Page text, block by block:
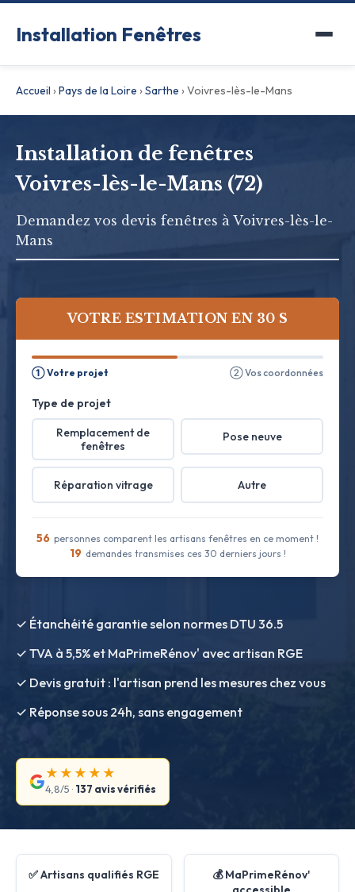
Installation Fenêtres
Accueil ›Pays de la Loire ›Sarthe ›Voivres-lès-le-Mans
Installation de fenêtres
Voivres-lès-le-Mans (72)
Demandez vos devis fenêtres à Voivres-lès-le-
Mans
VOTRE ESTIMATION EN 30 S
① Votre projet ② Vos coordonnées
Type de projet
Remplacement de
fenêtres
Pose neuve
Réparation vitrage Autre
56 personnes comparent les artisans fenêtres en ce moment !
19 demandes transmises ces 30 derniers jours !
✓ Étanchéité garantie selon normes DTU 36.5
✓ TVA à 5,5% et MaPrimeRénov' avec artisan RGE
✓ Devis gratuit : l'artisan prend les mesures chez vous
✓ Réponse sous 24h, sans engagement
★★★★★
4,8/5 · 137 avis vérifiés
✅ Artisans qualifiés RGE
💰 MaPrimeRénov'